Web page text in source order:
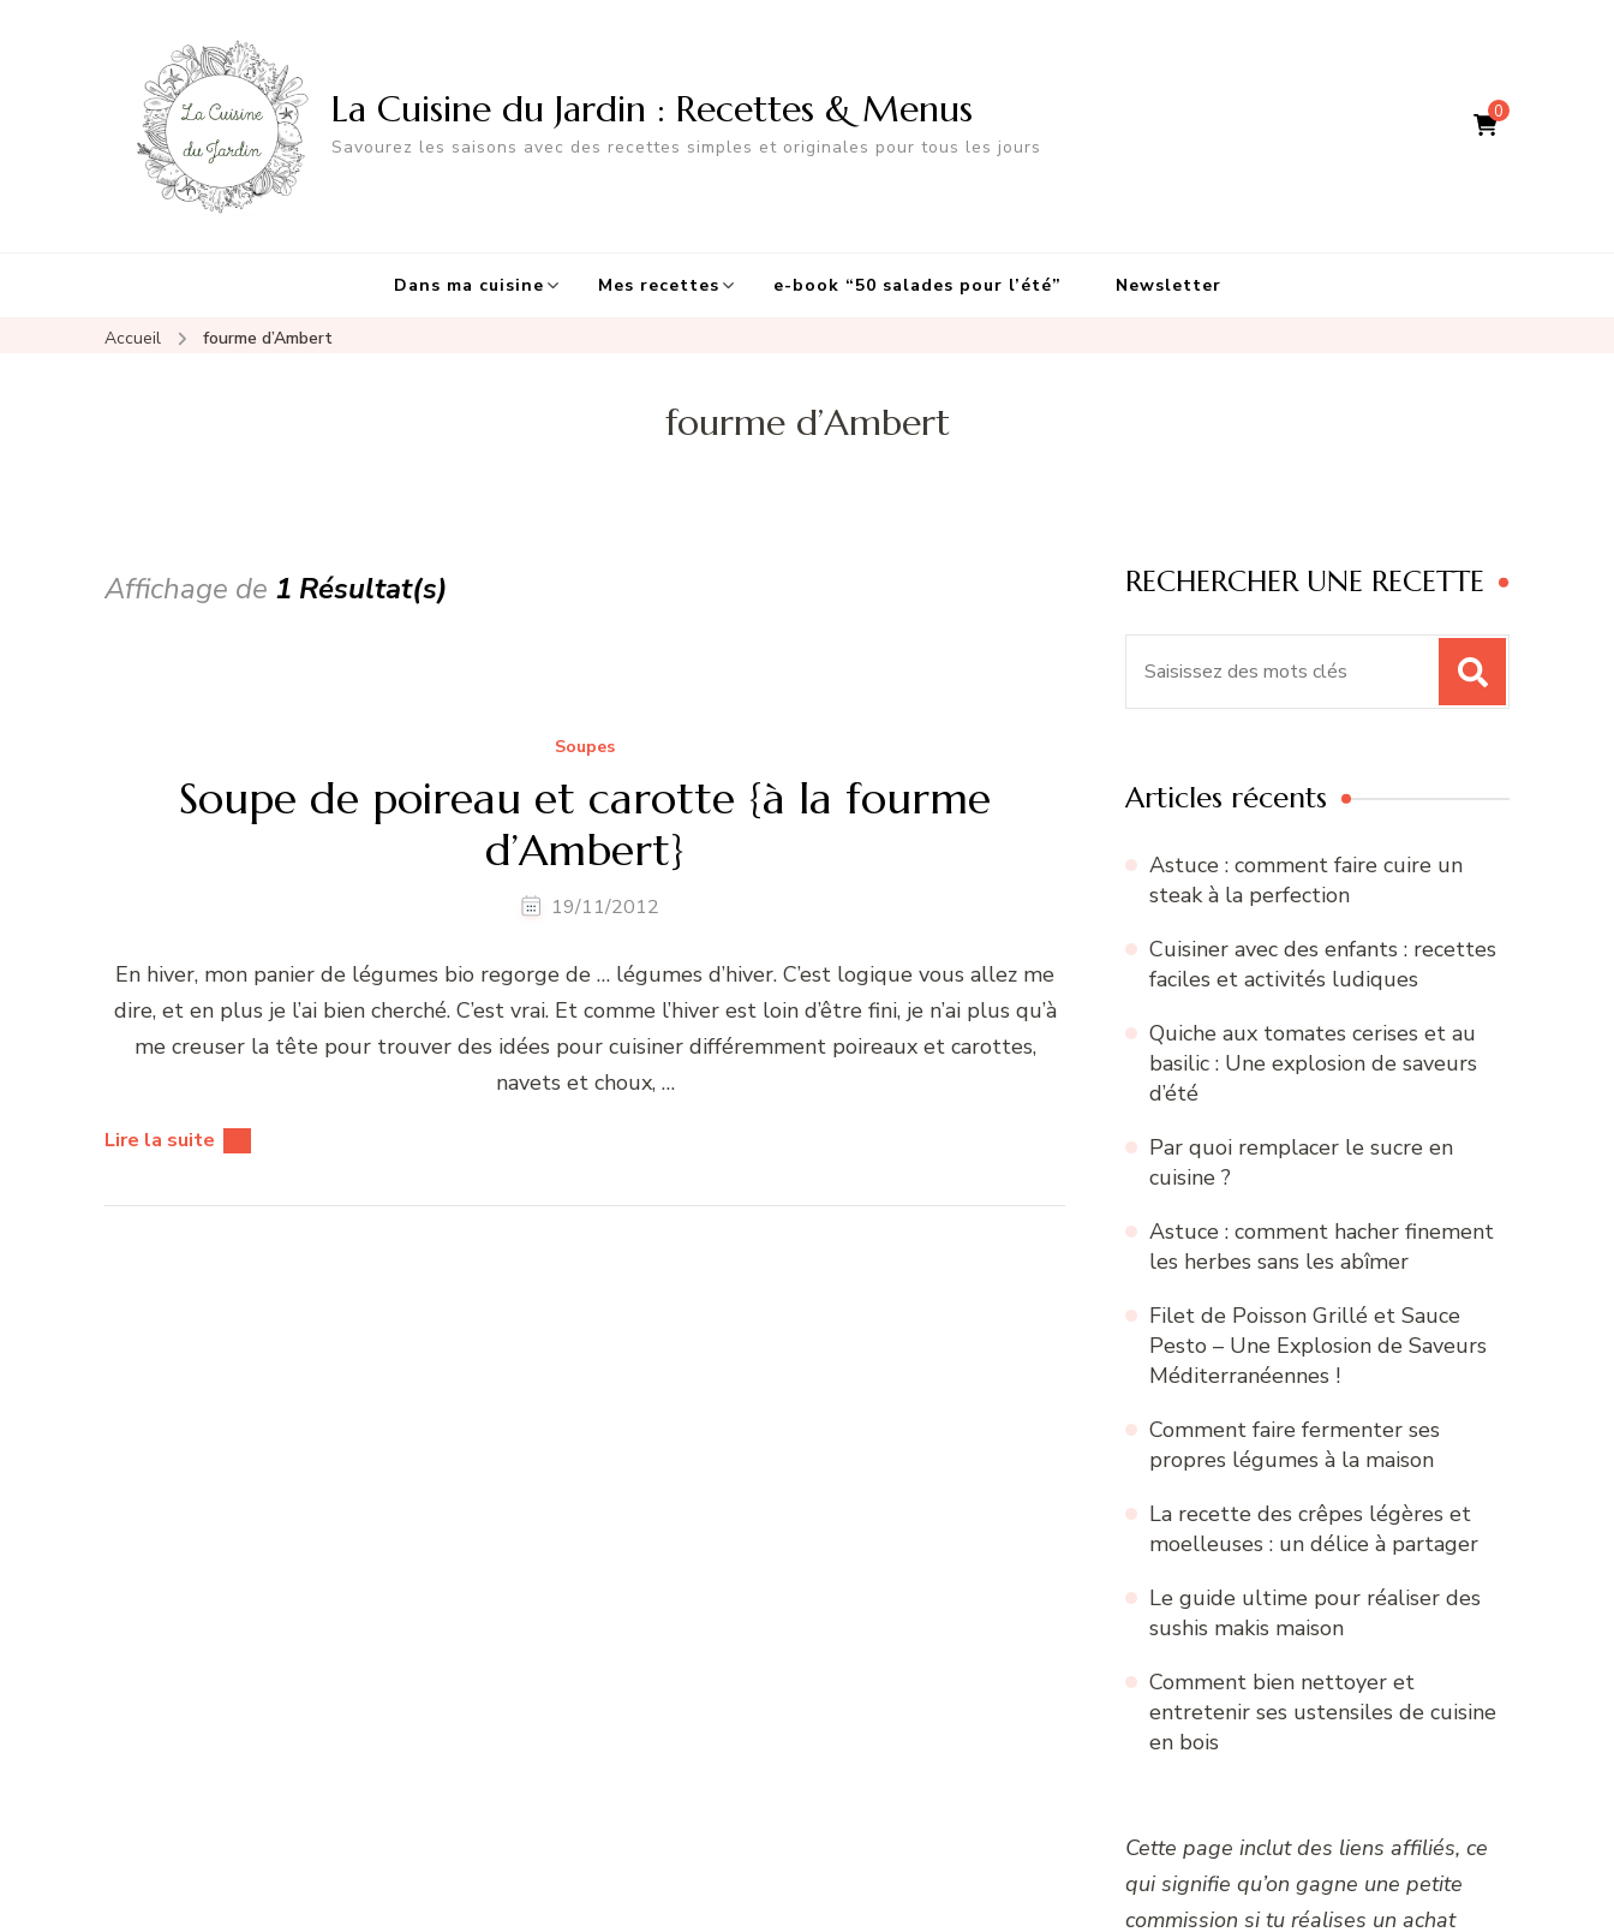
0
La Cuisine du Jardin : Recettes & Menus
Savourez les saisons avec des recettes simples et originales pour tous les jours
Dans ma cuisine Mes recettes e-book “50 salades pour l’été” Newsletter
Accueil fourme d’Ambert
fourme d’Ambert
Affichage de 1 Résultat(s)
Soupes
Soupe de poireau et carotte {à la fourme
d’Ambert}
19/11/2012
En hiver, mon panier de légumes bio regorge de … légumes d’hiver. C’est logique vous allez me
dire, et en plus je l’ai bien cherché. C’est vrai. Et comme l’hiver est loin d’être fini, je n’ai plus qu’à
me creuser la tête pour trouver des idées pour cuisiner différemment poireaux et carottes,
navets et choux, …
Lire la suite
RECHERCHER UNE RECETTE
Articles récents
Astuce : comment faire cuire un
steak à la perfection
Cuisiner avec des enfants : recettes
faciles et activités ludiques
Quiche aux tomates cerises et au
basilic : Une explosion de saveurs
d’été
Par quoi remplacer le sucre en
cuisine ?
Astuce : comment hacher finement
les herbes sans les abîmer
Filet de Poisson Grillé et Sauce
Pesto – Une Explosion de Saveurs
Méditerranéennes !
Comment faire fermenter ses
propres légumes à la maison
La recette des crêpes légères et
moelleuses : un délice à partager
Le guide ultime pour réaliser des
sushis makis maison
Comment bien nettoyer et
entretenir ses ustensiles de cuisine
en bois
Cette page inclut des liens affiliés, ce
qui signifie qu’on gagne une petite
commission si tu réalises un achat